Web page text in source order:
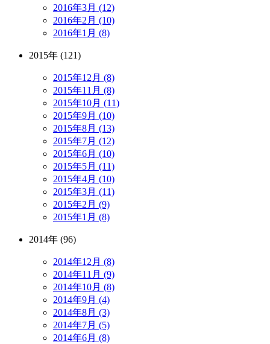
2016年3月 (12)
2016年2月 (10)
2016年1月 (8)
2015年 (121)
2015年12月 (8)
2015年11月 (8)
2015年10月 (11)
2015年9月 (10)
2015年8月 (13)
2015年7月 (12)
2015年6月 (10)
2015年5月 (11)
2015年4月 (10)
2015年3月 (11)
2015年2月 (9)
2015年1月 (8)
2014年 (96)
2014年12月 (8)
2014年11月 (9)
2014年10月 (8)
2014年9月 (4)
2014年8月 (3)
2014年7月 (5)
2014年6月 (8)